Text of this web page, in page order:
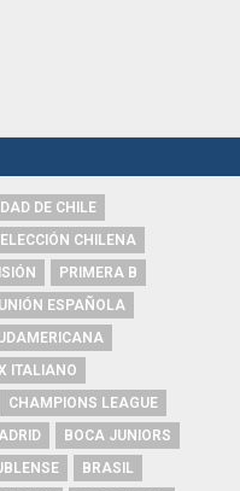
DE CHILE
CHILENA
PRIMERA B
UNIÓN ESPAÑOLA
ITALIANO
CHAMPIONS LEAGUE
BOCA JUNIORS
BRASIL